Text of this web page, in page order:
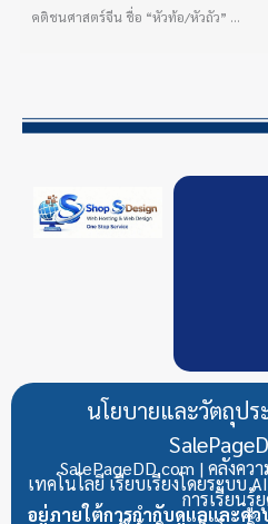
คติชนศาสตร์จีน ชื่อ “หัวท้อ/หัวถัว” ...
นโยบายและวัตถุปร
SalePageDD.com | คลังคว
เทคโนโลยี เรียบเรียงโดยระบบ
การเรียนรู้
อยู่ภายใต้การกำกับดูแลและค